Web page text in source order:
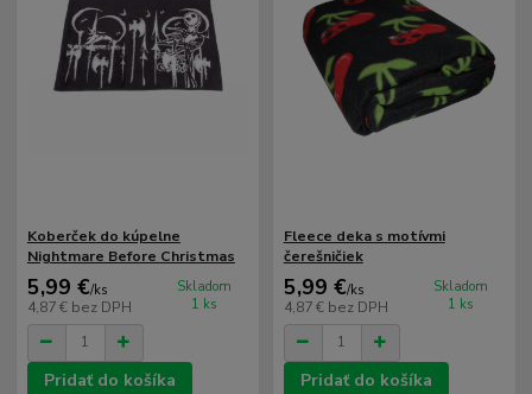
Koberček do kúpelne
Nightmare Before Christmas
5,99 €/ks
4,87 € bez DPH
Skladom
1 ks
Pridať do košíka
Fleece deka s motívmi
čerešničiek
5,99 €/ks
4,87 € bez DPH
Skladom
1 ks
Pridať do košíka